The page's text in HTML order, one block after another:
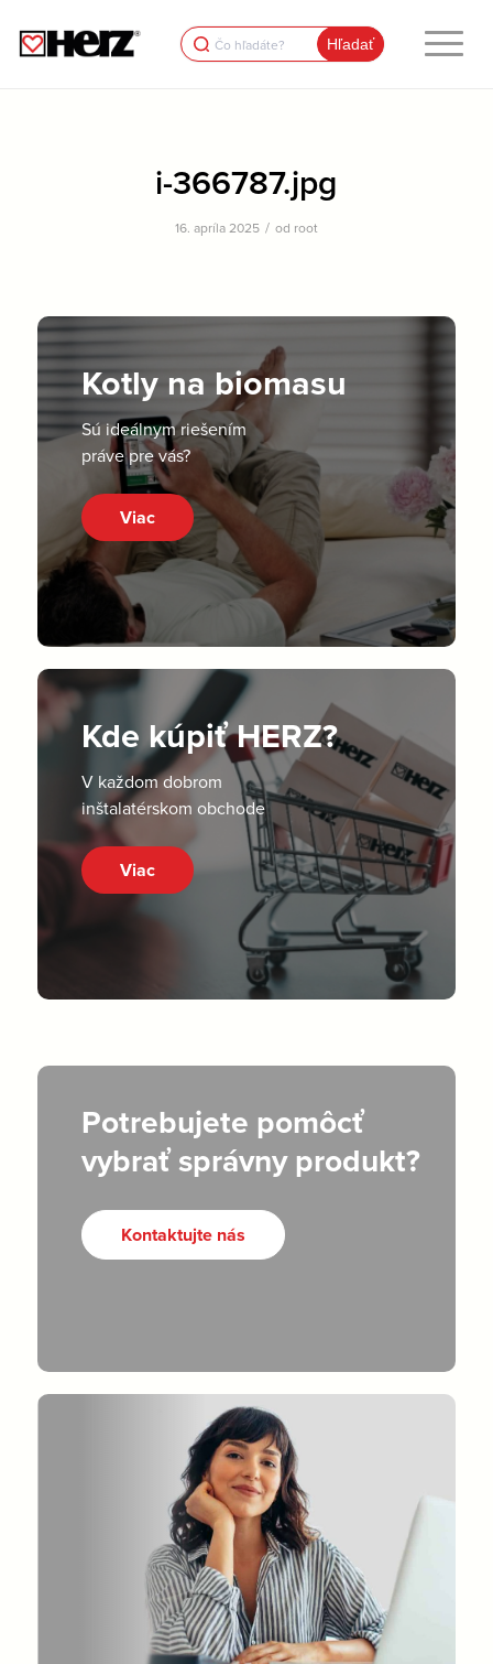
Search
for:
i-366787.jpg
16. apríla 2025 / od root
Kotly na biomasu
Sú ideálnym riešením
práve pre vás?
Viac
Kde kúpiť HERZ?
V každom dobrom
inštalatérskom obchode
Viac
Potrebujete pomôcť
vybrať správny produkt?
Kontaktujte nás